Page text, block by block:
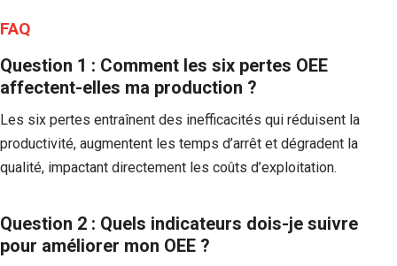
FAQ
Question 1 : Comment les six pertes OEE
affectent-elles ma production ?
Les six pertes entraînent des inefficacités qui réduisent la
productivité, augmentent les temps d’arrêt et dégradent la
qualité, impactant directement les coûts d’exploitation.
Question 2 : Quels indicateurs dois-je suivre
pour améliorer mon OEE ?